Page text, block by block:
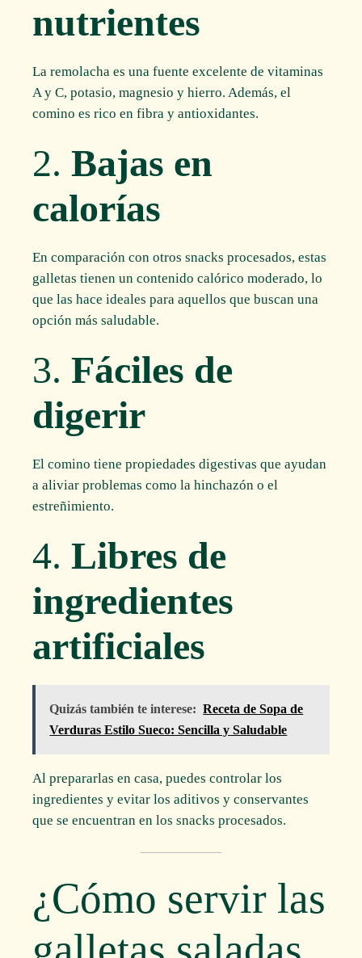
nutrientes
La remolacha es una fuente excelente de vitaminas
A y C, potasio, magnesio y hierro. Además, el
comino es rico en fibra y antioxidantes.
2.Bajas en
calorías
En comparación con otros snacks procesados, estas
galletas tienen un contenido calórico moderado, lo
que las hace ideales para aquellos que buscan una
opción más saludable.
3.Fáciles de
digerir
El comino tiene propiedades digestivas que ayudan
a aliviar problemas como la hinchazón o el
estreñimiento.
4.Libres de
ingredientes
artificiales
Quizás también te interese: Receta de Sopa de
Verduras Estilo Sueco: Sencilla y Saludable
Al prepararlas en casa, puedes controlar los
ingredientes y evitar los aditivos y conservantes
que se encuentran en los snacks procesados.
¿Cómo servir las